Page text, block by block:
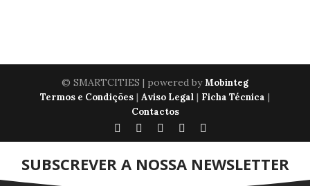
© SMARTCITIES | powered byMobinteg
Termos e Condições | Aviso Legal | Ficha Técnica |
Contactos
SUBSCREVER A NOSSA NEWSLETTER